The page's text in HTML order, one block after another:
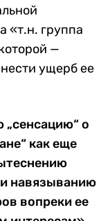
«т.н. группа
—
ущерб ее
о
как еще
навязыванию
вопреки ее